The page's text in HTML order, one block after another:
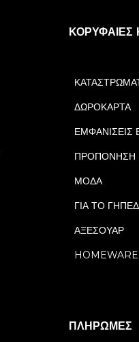
ΚΟΡΥΦΑΊΕΣ
ΔΩΡΟΚΑΡΤΑ
ΕΜΦΑΝΙΣΕΙΣ
ΠΡΟΠΟΝΗΣΗ
ΜΟΔΑ
ΓΙΑ ΤΟ
ΑΞΕΣΟΥΑΡ
HOMEWARE
ΠΛΗΡΩΜΈΣ